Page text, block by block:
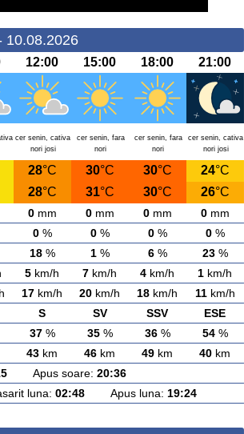
10.08.2026
12:00 15:00 18:00 21:00
cer senin, cativa
nori josi
cer senin, fara
nori
cer senin, fara
nori
cer senin, cativa
nori josi
28°C 30°C 30°C 24°C
28°C 31°C 30°C 26°C
0mm 0mm 0mm 0mm
0% 0% 0% 0%
18% 1% 6% 23%
5 km/h 7 km/h 4 km/h 1 km/h
17 km/h 20 km/h 18 km/h 11km/h
S SV SSV ESE
37% 35% 36% 54%
43 km 46 km 49 km 40 km
Apus soare: 20:36
luna: 02:48 Apus luna: 19:24